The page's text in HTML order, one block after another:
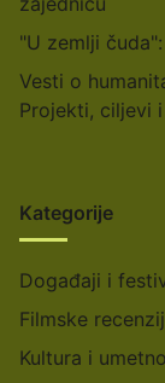
"U zemlji
Vesti o
Projekti, ciljevi
Kategorije
Događaji i
Filmske
Kultura i